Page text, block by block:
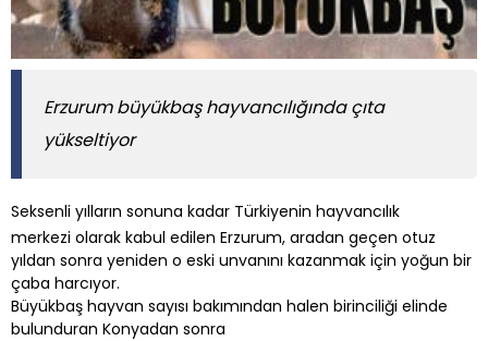
Erzurum büyükbaş hayvancılığında çıta
yükseltiyor
Seksenli yılların sonuna kadar Türkiyenin hayvancılık
merkezi olarak kabul edilen Erzurum, aradan geçen otuz
yıldan sonra yeniden o eski unvanını kazanmak için yoğun bir
çaba harcıyor.
Büyükbaş hayvan sayısı bakımından halen birinciliği elinde
bulunduran Konyadan sonra